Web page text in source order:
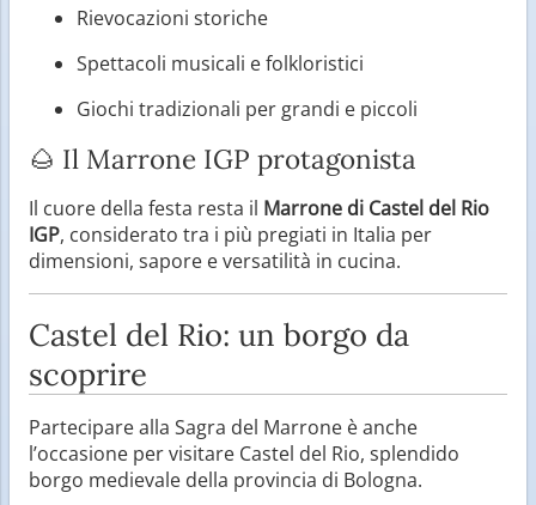
Rievocazioni storiche
Spettacoli musicali e folkloristici
Giochi tradizionali per grandi e piccoli
🌰 Il Marrone IGP protagonista
Il cuore della festa resta il Marrone di Castel del Rio
IGP, considerato tra i più pregiati in Italia per
dimensioni, sapore e versatilità in cucina.
Castel del Rio: un borgo da
scoprire
Partecipare alla Sagra del Marrone è anche
l’occasione per visitare Castel del Rio, splendido
borgo medievale della provincia di Bologna.